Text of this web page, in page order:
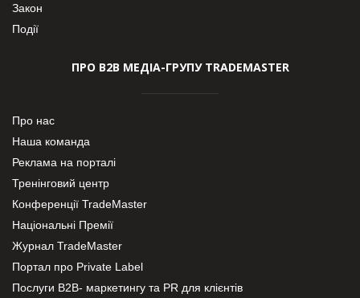
Закон
Події
ПРО В2В МЕДІА-ГРУПУ TRADEMASTER
Про нас
Наша команда
Реклама на порталі
Тренінговий центр
Конференції TradeMaster
Національні Премії
Журнал TradeMaster
Портал про Private Label
Послуги В2В- маркетингу та PR для клієнтів